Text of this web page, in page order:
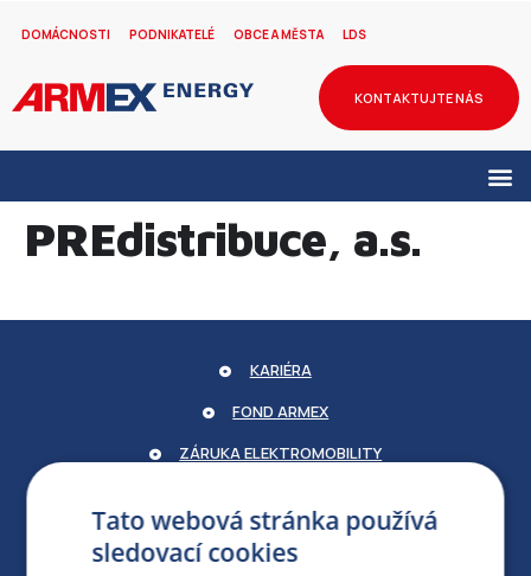
DOMÁCNOSTI PODNIKATELÉ OBCE A MĚSTA LDS
KONTAKTUJTE NÁS
PREdistribuce, a.s.
KARIÉRA
FOND ARMEX
ZÁRUKA ELEKTROMOBILITY
PRO MÉDIA
Tato webová stránka používá
sledovací cookies